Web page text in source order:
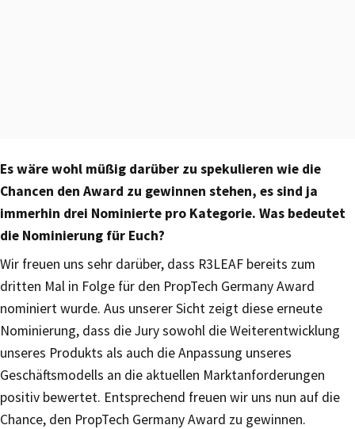
Es wäre wohl müßig darüber zu spekulieren wie die
Chancen den Award zu gewinnen stehen, es sind ja
immerhin drei Nominierte pro Kategorie. Was bedeutet
die Nominierung für Euch?
Wir freuen uns sehr darüber, dass R3LEAF bereits zum
dritten Mal in Folge für den PropTech Germany Award
nominiert wurde. Aus unserer Sicht zeigt diese erneute
Nominierung, dass die Jury sowohl die Weiterentwicklung
unseres Produkts als auch die Anpassung unseres
Geschäftsmodells an die aktuellen Marktanforderungen
positiv bewertet. Entsprechend freuen wir uns nun auf die
Chance, den PropTech Germany Award zu gewinnen.